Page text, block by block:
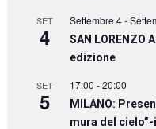
SET
4
Settembre 4-
SAN LORENZO
edizione
SET
5
17:00 -20:00
MILANO:
mura del